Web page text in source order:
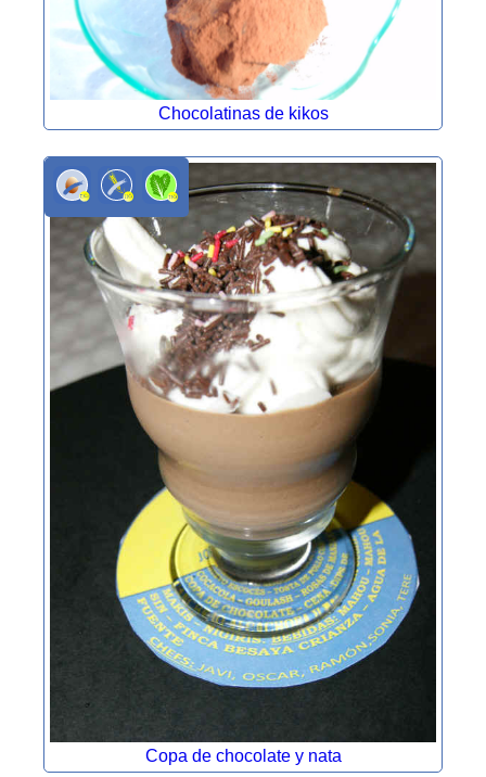
Chocolatinas de kikos
Copa de chocolate y nata